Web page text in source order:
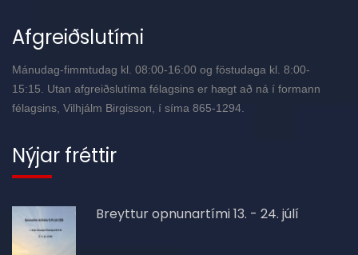
Afgreiðslutími
Mánudag-fimmtudag kl. 08:00-16:00 og föstudaga kl. 8:00-
15:15. Utan afgreiðslutíma félagsins er hægt að ná í formann
félagsins, Vilhjálm Birgisson, í síma 865-1294.
Nýjar fréttir
Breyttur opnunartími 13. - 24. júlí